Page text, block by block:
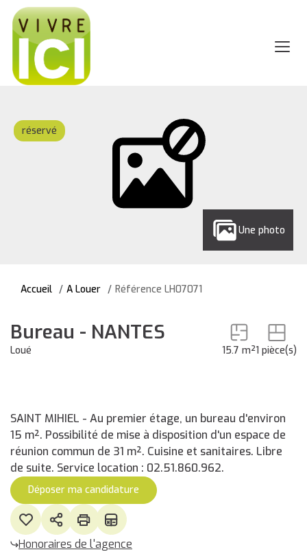
réservé
Une photo
Accueil A Louer Référence LH07071
Bureau - NANTES
Loué 15.7 m²1 pièce(s)
SAINT MIHIEL - Au premier étage, un bureau d'environ
15 m². Possibilité de mise à disposition d'un espace de
réunion commun de 31 m². Cuisine et sanitaires. Libre
de suite. Service location : 02.51.860.962.
Déposer ma candidature
Honoraires de l'agence